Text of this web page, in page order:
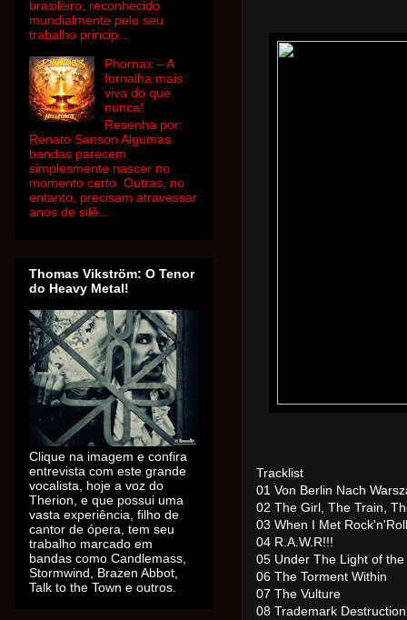
Tracklist
01 Von Berlin Nach
02 The Girl, The Train,
03 When I Met Rock'n'Roll
04 R.A.W.R!!!
05 Under The Light of the
06 The Torment Within
07 The Vulture
08 Trademark Destruction
brasileiro, reconhecido
mundialmente pelo seu
trabalho princip...
Phornax – A
fornalha mais
viva do que
nunca!
Resenha por:
Renato Sanson Algumas
bandas parecem
simplesmente nascer no
momento certo. Outras, no
entanto, precisam atravessar
anos de silê...
Thomas Vikström: O Tenor
do Heavy Metal!
Clique na imagem e confira
entrevista com este grande
vocalista, hoje a voz do
Therion, e que possui uma
vasta experiência, filho de
cantor de ópera, tem seu
trabalho marcado em
bandas como Candlemass,
Stormwind, Brazen Abbot,
Talk to the Town e outros.